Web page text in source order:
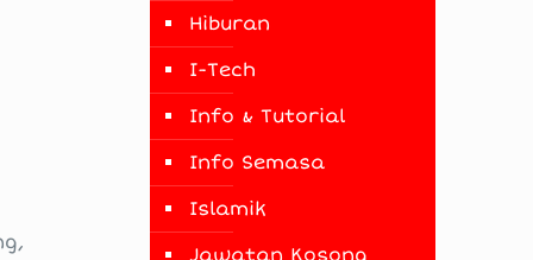
Hiburan
I-Tech
Info & Tutorial
Info Semasa
Islamik
Jawatan Kosong